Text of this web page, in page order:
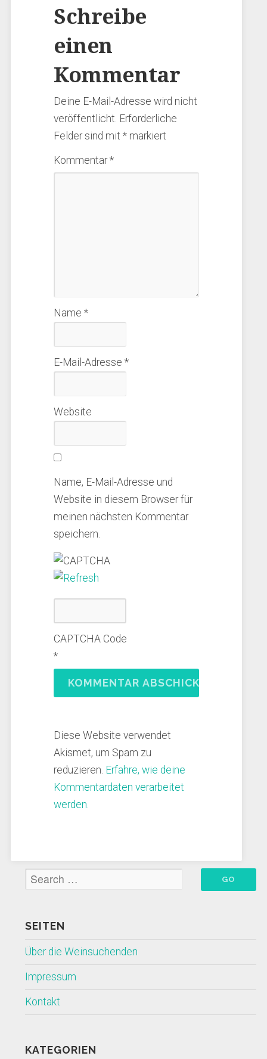
Schreibe
einen
Kommentar
Deine E-Mail-Adresse wird nicht
veröffentlicht. Erforderliche
Felder sind mit *markiert
Kommentar*
Name *
E-Mail-Adresse *
Website
Name, E-Mail-Adresse und
Website in diesem Browser für
meinen nächsten Kommentar
speichern.
CAPTCHA Code
*
Diese Website verwendet
Akismet, um Spam zu
reduzieren. Erfahre, wie deine
Kommentardaten verarbeitet
werden.
SEITEN
Über die Weinsuchenden
Impressum
Kontakt
KATEGORIEN